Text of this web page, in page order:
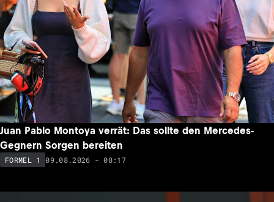
Juan Pablo Montoya verrät: Das sollte den Mercedes-
Gegnern Sorgen bereiten
FORMEL 1 09.08.2026 - 08:17